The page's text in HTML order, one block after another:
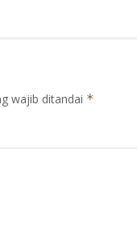
wajib ditandai *